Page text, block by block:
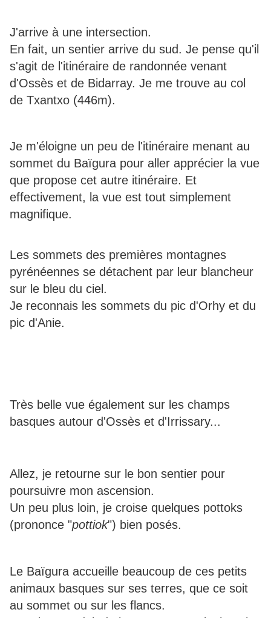
J'arrive à une intersection.
En fait, un sentier arrive du sud. Je pense qu'il
s'agit de l'itinéraire de randonnée venant
d'Ossès et de Bidarray. Je me trouve au col
de Txantxo (446m).
Je m'éloigne un peu de l'itinéraire menant au
sommet du Baïgura pour aller apprécier la vue
que propose cet autre itinéraire. Et
effectivement, la vue est tout simplement
magnifique.
Les sommets des premières montagnes
pyrénéennes se détachent par leur blancheur
sur le bleu du ciel.
Je reconnais les sommets du pic d'Orhy et du
pic d'Anie.
Très belle vue également sur les champs
basques autour d'Ossès et d'Irrissary...
Allez, je retourne sur le bon sentier pour
poursuivre mon ascension.
Un peu plus loin, je croise quelques pottoks
(prononce "pottiok") bien posés.
Le Baïgura accueille beaucoup de ces petits
animaux basques sur ses terres, que ce soit
au sommet ou sur les flancs.